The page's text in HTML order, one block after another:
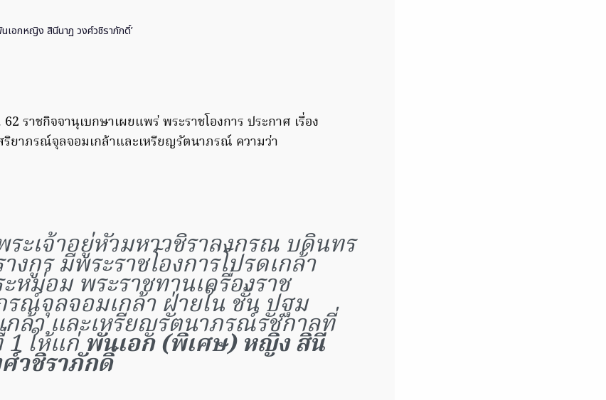
เอกหญิง สินีนาฏ วงศ์วชิราภักดิ์’
ราชกิจจานุเบกษาเผยแพร่ พระราชโองการ ประกาศ เรื่อง
ริยาภรณ์จุลจอมเกล้าและเหรียญรัตนาภรณ์ ความว่า
ระเจ้าอยู่หัวมหาวชิราลงกรณ บดินทร
งกูร มีพระราชโองการโปรดเกล้า
หม่อม พระราชทานเครื่องราช
รณ์จุลจอมเกล้า ฝ่ายใน ชั้น ปฐม
กล้า และเหรียญรัตนาภรณ์รัชกาลที่
1 ให้แก่พันเอก (พิเศษ) หญิง สินี
วชิราภักดิ์